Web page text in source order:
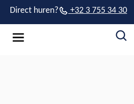
Direct huren? +32 3 755 34 30